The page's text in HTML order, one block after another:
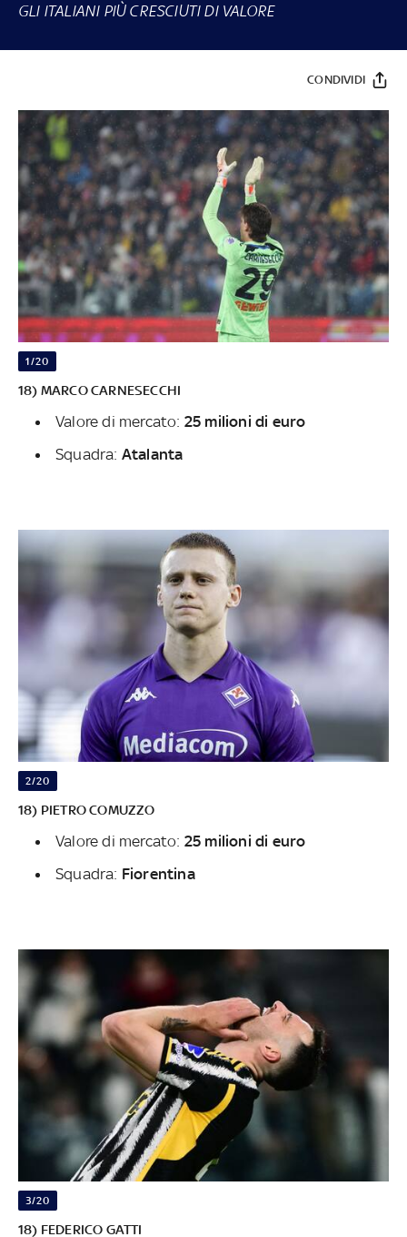
GLI ITALIANI PIÙ CRESCIUTI DI VALORE
CONDIVIDI
1/20
18) MARCO CARNESECCHI
Valore di mercato: 25 milioni di euro
Squadra: Atalanta
2/20
18) PIETRO COMUZZO
Valore di mercato: 25 milioni di euro
Squadra: Fiorentina
3/20
18) FEDERICO GATTI